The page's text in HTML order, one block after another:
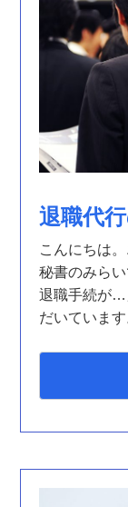
退職代
こんにちは
秘書のみら
退職手続が…
だいていま